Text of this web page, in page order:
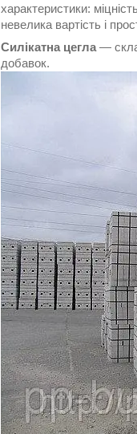
характеристики:
невелика вартість і
Силікатна цегла —
добавок.